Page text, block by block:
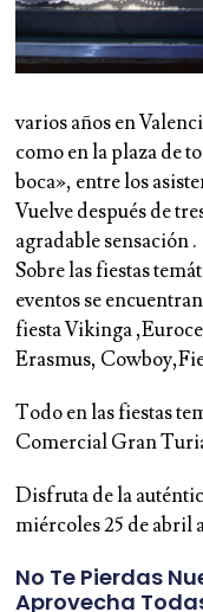
varios años en
como en la plaza de
boca», entre los
Vuelve después de
agradable sensación .
Sobre las fiestas
eventos se
fiestaVikinga,
Erasmus,
Todo en las fiestas
ComercialGran
Disfruta de la
miércoles 25 de abril
No Te Pierdas
Aprovecha